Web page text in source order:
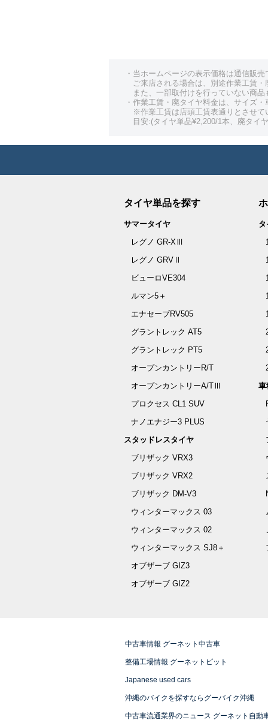
・当ホームページの表示価格は通信販
ご来店される場合は、別途作業工賃
また、一部取付けを行っていない商
・作業工賃・廃タイヤ料金は、サイズ
※作業工賃は店頭工賃表通りとさせて
目安:(タイヤ単品¥2,200/1本、廃タイ
タイヤ単品を探す
サマータイヤ
レグノ GR-XⅢ
レグノ GRVⅡ
ビューロVE304
ルマン5＋
エナセーブRV505
グラントレック AT5
グラントレック PT5
オープンカントリーR/T
オープンカントリーA/TⅢ
プロクセス CL1 SUV
ナノエナジー3 PLUS
スタッドレスタイヤ
ブリザック VRX3
ブリザック VRX2
ブリザック DM-V3
ウィンターマックス 03
ウィンターマックス 02
ウィンターマックス SJ8＋
オブザーブ GIZ3
オブザーブ GIZ2
車
中古車情報 グーネット中古車
整備工場情報 グーネットピット
Japanese used cars
沖縄のバイクを探すならグーバイク沖縄
中古車流通業界のニュース グーネット自動